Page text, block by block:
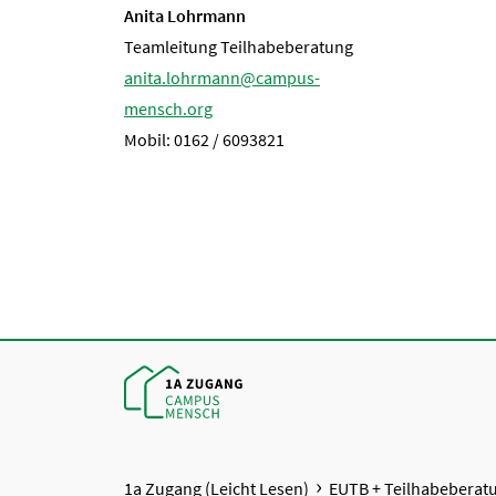
Anita Lohrmann
Teamleitung Teilhabeberatung
anita.lohrmann@campus-
mensch.org
Mobil: 0162 / 6093821
1a Zugang (Leicht Lesen) EUTB +